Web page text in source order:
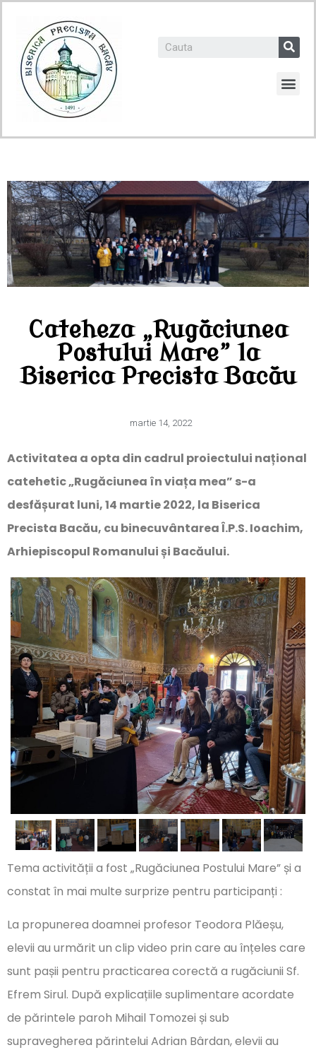
Cateheza „Rugăciunea
Postului Mare” la
Biserica Precista Bacău
martie 14, 2022
Activitatea a opta din cadrul proiectului național
catehetic „Rugăciunea în viața mea” s-a
desfășurat luni, 14 martie 2022, la Biserica
Precista Bacău, cu binecuvântarea Î.P.S. Ioachim,
Arhiepiscopul Romanului și Bacăului.
Tema activității a fost „Rugăciunea Postului Mare” și a
constat în mai multe surprize pentru participanți :
La propunerea doamnei profesor Teodora Plăeșu,
elevii au urmărit un clip video prin care au înțeles care
sunt pașii pentru practicarea corectă a rugăciunii Sf.
Efrem Sirul. După explicațiile suplimentare acordate
de părintele paroh Mihail Tomozei și sub
supravegherea părintelui Adrian Bârdan, elevii au